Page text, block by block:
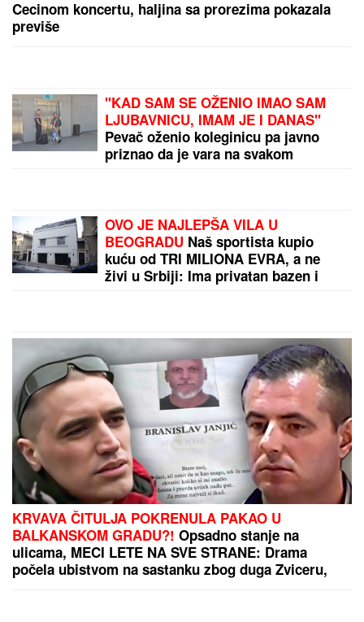
Zbog jednog detalja sa veridbe je
urnišu na mrežama: "Bukvalno dva
dinara"
MITROVIĆI U PUNOM SASTAVU:Milica pokazala
kakav odnos ima sa Željkovom UNUKOM EMOM -
mnogi ovo nisu očekivali! (FOTO)